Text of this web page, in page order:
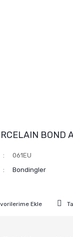
BOND
061EU
Bondingler